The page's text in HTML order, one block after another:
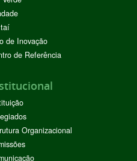
de Inovação
de Referência
Organizacional